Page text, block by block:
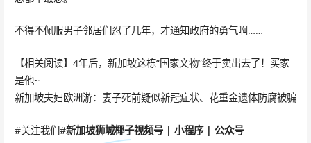
不得不佩服男子邻居们忍了几年，才通知政府的勇气啊……
【相关阅读】4年后，新加坡这栋“国家文物”终于卖出去了！买家
是他~
新加坡夫妇欧洲游：妻子死前疑似新冠症状、花重金遗体防腐被骗
#关注我们#新加坡狮城椰子视频号 | 小程序 | 公众号